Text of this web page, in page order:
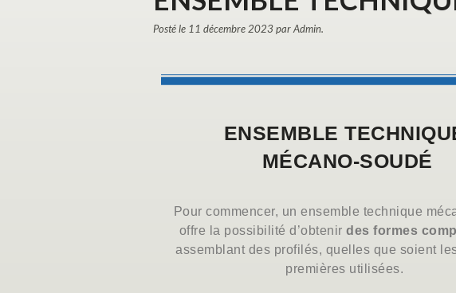
Posté le 11 décembre 2023 par Admin.
ENSEMBLE
MÉCANO-SOUDÉ
Pour commencer, un ensemble technique
offre la possibilité d’obtenir des formes
assemblant des profilés, quelles que soient
premières utilisées.